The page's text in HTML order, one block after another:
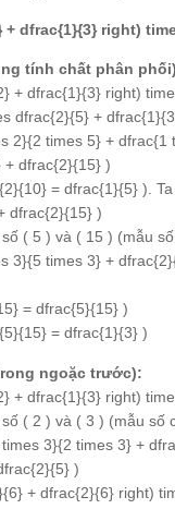
+ dfrac{1}{3} right)
tính chất phân
+ dfrac{1}{3} right)
dfrac{2}{5} +
2}{2 times 5} + dfrac{1
+ dfrac{2}{15} )
= dfrac{1}{5} ). Ta
dfrac{2}{15} )
( 5 ) và ( 15 ) (mẫu
3}{5 times 3} +
= dfrac{5}{15} )
= dfrac{1}{3} )
ngoặc trước):
+ dfrac{1}{3} right)
( 2 ) và ( 3 ) (mẫu số
3}{2 times 3} +
)
+ dfrac{2}{6} right)